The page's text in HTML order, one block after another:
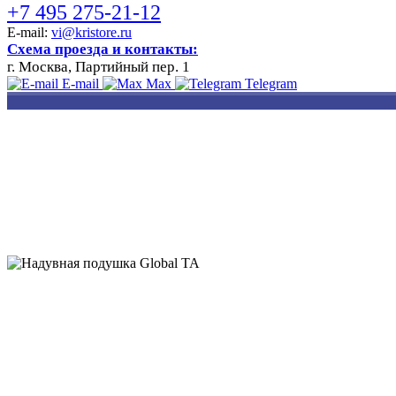
+7 495 275-21-12
E-mail: vi@kristore.ru
Схема проезда и контакты:
г. Москва, Партийный пер. 1
E-mail Max Telegram